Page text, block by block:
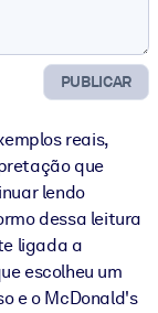
PUBLICAR
reais,
que
lendo
dessa leitura
ligada a
escolheu um
e o McDonald's